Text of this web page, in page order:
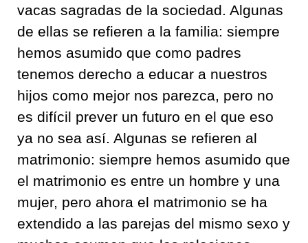
vacas sagradas de la sociedad. Algunas
de ellas se refieren a la familia: siempre
hemos asumido que como padres
tenemos derecho a educar a nuestros
hijos como mejor nos parezca, pero no
es difícil prever un futuro en el que eso
ya no sea así. Algunas se refieren al
matrimonio: siempre hemos asumido que
el matrimonio es entre un hombre y una
mujer, pero ahora el matrimonio se ha
extendido a las parejas del mismo sexo y